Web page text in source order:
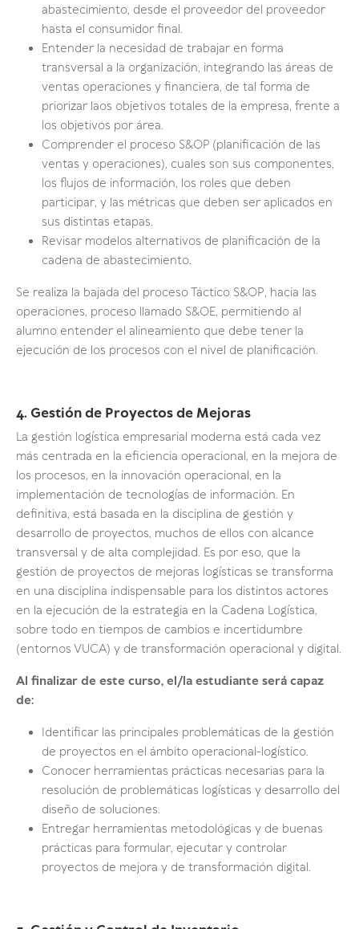
abastecimiento, desde el proveedor del proveedor
hasta el consumidor final.
Entender la necesidad de trabajar en forma
transversal a la organización, integrando las áreas de
ventas operaciones y financiera, de tal forma de
priorizar laos objetivos totales de la empresa, frente a
los objetivos por área.
Comprender el proceso S&OP (planificación de las
ventas y operaciones), cuales son sus componentes,
los flujos de información, los roles que deben
participar, y las métricas que deben ser aplicados en
sus distintas etapas.
Revisar modelos alternativos de planificación de la
cadena de abastecimiento.
Se realiza la bajada del proceso Táctico S&OP, hacia las
operaciones, proceso llamado S&OE, permitiendo al
alumno entender el alineamiento que debe tener la
ejecución de los procesos con el nivel de planificación.
4. Gestión de Proyectos de Mejoras
La gestión logística empresarial moderna está cada vez
más centrada en la eficiencia operacional, en la mejora de
los procesos, en la innovación operacional, en la
implementación de tecnologías de información. En
definitiva, está basada en la disciplina de gestión y
desarrollo de proyectos, muchos de ellos con alcance
transversal y de alta complejidad. Es por eso, que la
gestión de proyectos de mejoras logísticas se transforma
en una disciplina indispensable para los distintos actores
en la ejecución de la estrategia en la Cadena Logística,
sobre todo en tiempos de cambios e incertidumbre
(entornos VUCA) y de transformación operacional y digital.
Al finalizar de este curso, el/la estudiante será capaz
de:
Identificar las principales problemáticas de la gestión
de proyectos en el ámbito operacional-logístico.
Conocer herramientas prácticas necesarias para la
resolución de problemáticas logísticas y desarrollo del
diseño de soluciones.
Entregar herramientas metodológicas y de buenas
prácticas para formular, ejecutar y controlar
proyectos de mejora y de transformación digital.